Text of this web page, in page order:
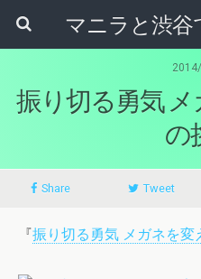
振り切る勇気 メ
の
Share Tweet
『振り切る勇気 メガネを変